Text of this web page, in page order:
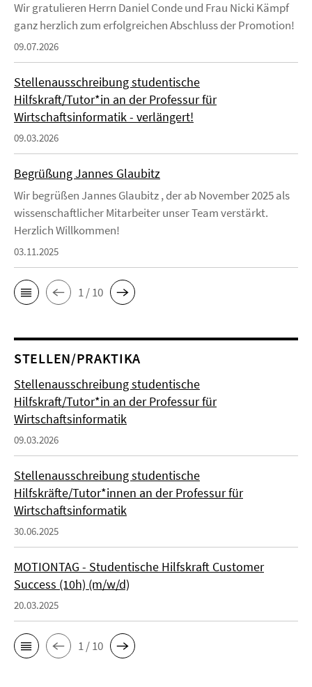
Wir gratulieren Herrn Daniel Conde und Frau Nicki Kämpf
ganz herzlich zum erfolgreichen Abschluss der Promotion!
09.07.2026
Stellenausschreibung studentische
Hilfskraft/Tutor*in an der Professur für
Wirtschaftsinformatik - verlängert!
09.03.2026
Begrüßung Jannes Glaubitz
Wir begrüßen Jannes Glaubitz , der ab November 2025 als
wissenschaftlicher Mitarbeiter unser Team verstärkt.
Herzlich Willkommen!
03.11.2025
1 / 10
STELLEN/PRAKTIKA
Stellenausschreibung studentische
Hilfskraft/Tutor*in an der Professur für
Wirtschaftsinformatik
09.03.2026
Stellenausschreibung studentische
Hilfskräfte/Tutor*innen an der Professur für
Wirtschaftsinformatik
30.06.2025
MOTIONTAG - Studentische Hilfskraft Customer
Success (10h) (m/w/d)
20.03.2025
1 / 10